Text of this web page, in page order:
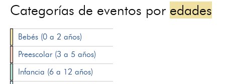
Categorías de eventos por edades
Bebés (0 a 2 años)
Preescolar (3 a 5 años)
Infancia (6 a 12 años)